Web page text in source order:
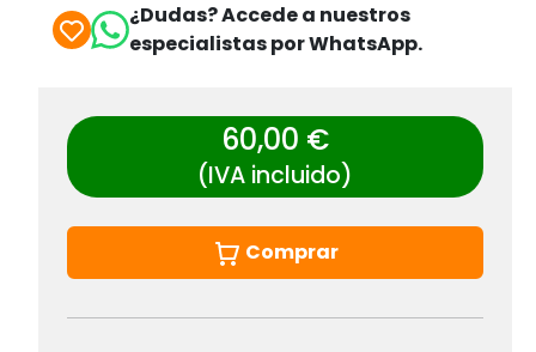
¿Dudas? Accede a nuestros
especialistas por WhatsApp.
60,00 €
(IVA incluido)
Comprar